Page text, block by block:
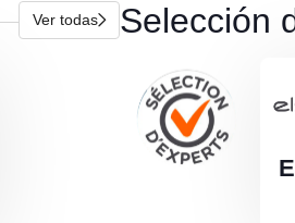
Ver todas Selección